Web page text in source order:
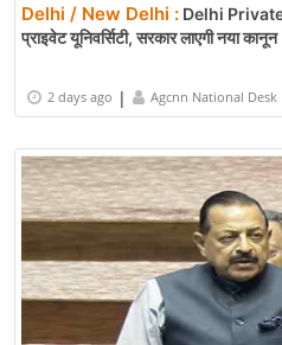
Delhi / New Delhi : Delhi
प्राइवेट यूनिवर्सिटी, सरकार लाएगी नया कानून
2 days ago | Agcnn National Desk